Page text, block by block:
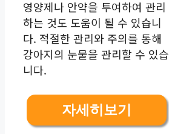
영양제나 안약을 투여하여 관리
하는 것도 도움이 될 수 있습니
다. 적절한 관리와 주의를 통해
강아지의 눈물을 관리할 수 있습
니다.
자세히보기